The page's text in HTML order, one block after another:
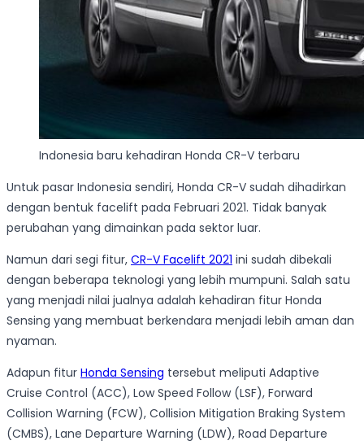
Indonesia baru kehadiran Honda CR-V terbaru
Untuk pasar Indonesia sendiri, Honda CR-V sudah dihadirkan
dengan bentuk facelift pada Februari 2021. Tidak banyak
perubahan yang dimainkan pada sektor luar.
Namun dari segi fitur, CR-V Facelift 2021 ini sudah dibekali
dengan beberapa teknologi yang lebih mumpuni. Salah satu
yang menjadi nilai jualnya adalah kehadiran fitur Honda
Sensing yang membuat berkendara menjadi lebih aman dan
nyaman.
Adapun fitur Honda Sensing tersebut meliputi Adaptive
Cruise Control (ACC), Low Speed Follow (LSF), Forward
Collision Warning (FCW), Collision Mitigation Braking System
(CMBS), Lane Departure Warning (LDW), Road Departure